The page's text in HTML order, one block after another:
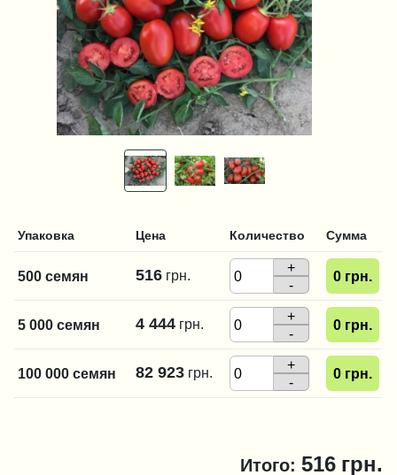
Упаковка Цена Количество Сумма
500 семян 516 грн.
+
-
0 грн.
5 000 семян 4 444 грн.
+
-
0 грн.
100 000 семян 82 923 грн.
+
-
0 грн.
Итого: 516 грн.